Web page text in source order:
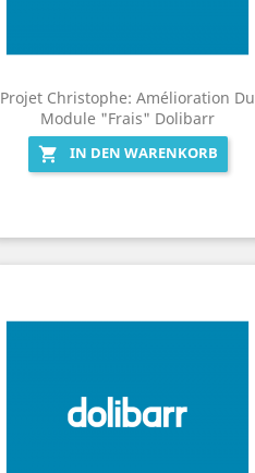
Projet Christophe: Amélioration Du
Module "Frais" Dolibarr

IN DEN WARENKORB